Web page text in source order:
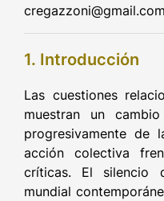
1. Introducción
Las cuestiones
muestran un
progresivamente de
acción colectiva
críticas. El silencio
mundial